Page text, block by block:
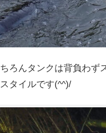
ろんタンクは背負わず
タイルです(^^)/